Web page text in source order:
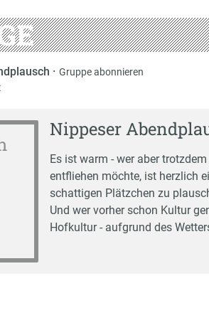
· Gruppe abonnieren
Nippeser
Es ist warm - wer aber
entfliehen möchte, ist herzlich
schattigen Plätzchen zu
Und wer vorher schon Kultur
Hofkultur - aufgrund des